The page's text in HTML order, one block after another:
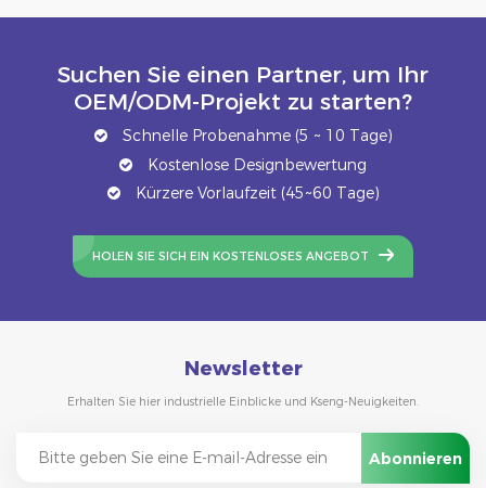
Suchen Sie einen Partner, um Ihr
OEM/ODM-Projekt zu starten?
Schnelle Probenahme (5 ~ 10 Tage)
Kostenlose Designbewertung
Kürzere Vorlaufzeit (45~60 Tage)
HOLEN SIE SICH EIN KOSTENLOSES ANGEBOT
Newsletter
Erhalten Sie hier industrielle Einblicke und Kseng-Neuigkeiten.